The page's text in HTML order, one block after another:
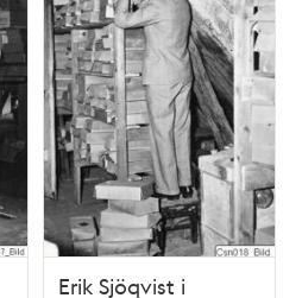
Erik Sjöqvist i